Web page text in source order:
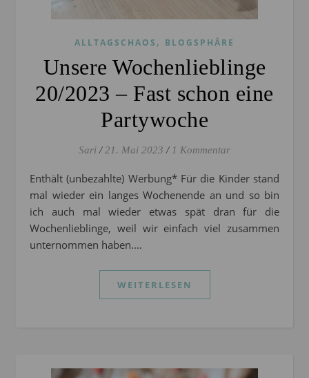
ALLTAGSCHAOS , BLOGSPHÄRE
Unsere Wochenlieblinge
20/2023 – Fast schon eine
Partywoche
Sari / 21. Mai 2023 / 1 Kommentar
Enthält (unbezahlte) Werbung* Für die Kinder stand
mal wieder ein langes Wochenende an und so bin
ich auch mal wieder etwas spät dran für die
Wochenlieblinge, weil wir einfach viel zusammen
unternommen haben.…
WEITERLESEN